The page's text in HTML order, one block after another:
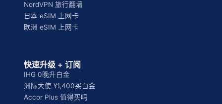
NordVPN 旅行翻墙
日本 eSIM 上网卡
欧洲 eSIM 上网卡
快速升级 + 订阅
IHG 0晚升白金
洲际大使 ¥1,400买白金
Accor Plus 值得买吗